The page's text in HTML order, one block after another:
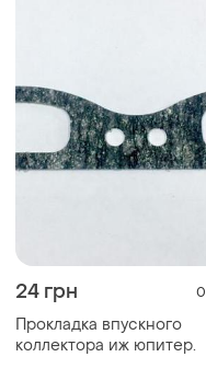
24 грн 0
Прокладка впускного
коллектора иж юпитер.